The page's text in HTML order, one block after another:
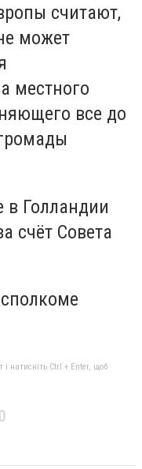
считают,
может
местного
все до
в Голландии
счёт Совета
натисніть Ctrl + Enter, щоб